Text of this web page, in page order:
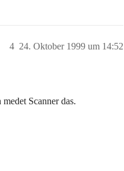
24. Oktober 1999 um 14:52
4
Scanner das.